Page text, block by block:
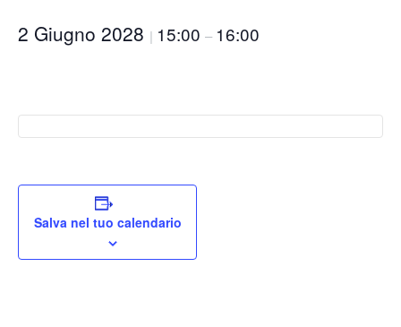
2 Giugno 2028 | 15:00 – 16:00
Salva nel tuo calendario